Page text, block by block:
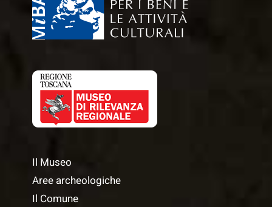
Il Museo
Aree archeologiche
Il Comune